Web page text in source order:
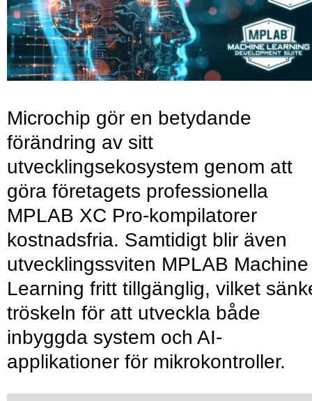
Microchip gör en betydande
förändring av sitt
utvecklingsekosystem genom att
göra företagets professionella
MPLAB XC Pro-kompilatorer
kostnadsfria. Samtidigt blir även
utvecklingssviten MPLAB Machine
Learning fritt tillgänglig, vilket
tröskeln för att utveckla både
inbyggda system och AI-
applikationer för mikrokontroller.